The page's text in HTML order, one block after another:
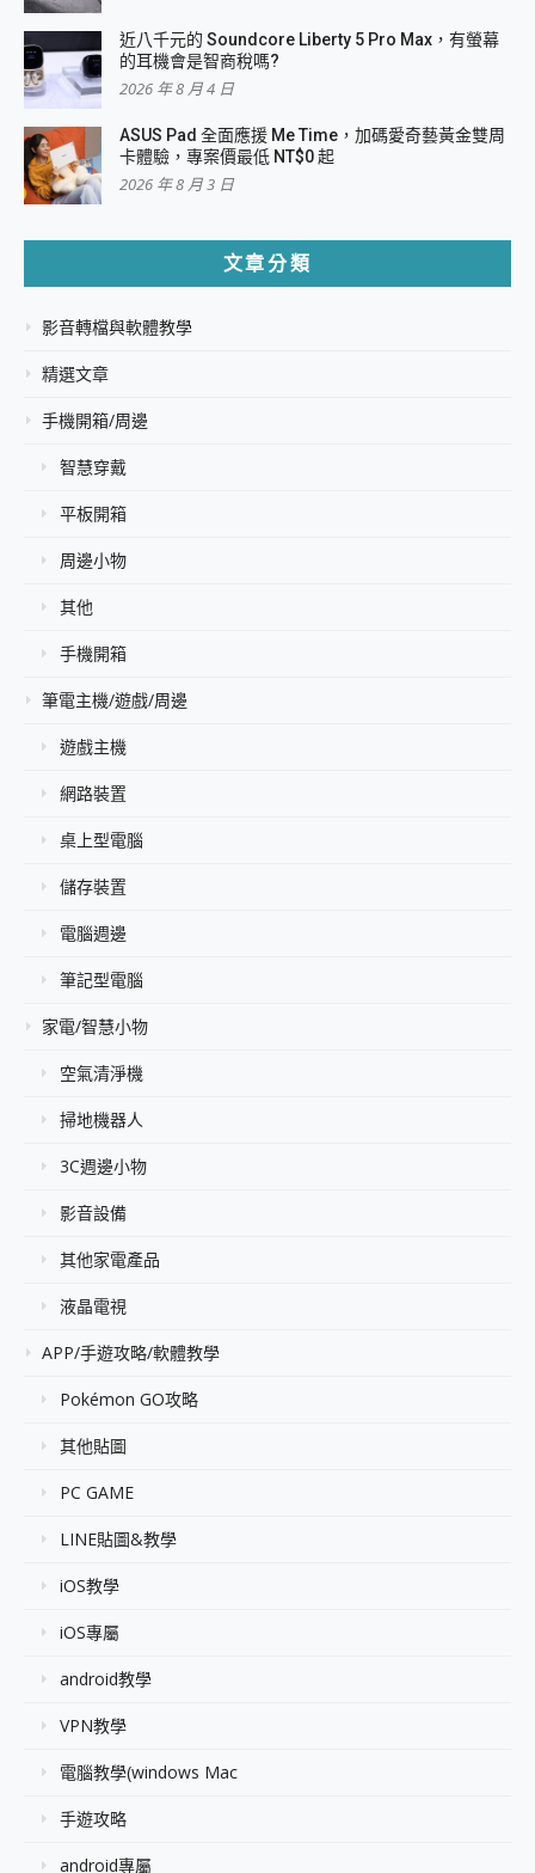
近八千元的 Soundcore Liberty 5 Pro Max，有螢幕
的耳機會是智商稅嗎?
2026 年 8 月 4 日
ASUS Pad 全面應援 Me Time，加碼愛奇藝黃金雙周
卡體驗，專案價最低 NT$0 起
2026 年 8 月 3 日
文章分類
影音轉檔與軟體教學
精選文章
手機開箱/周邊
智慧穿戴
平板開箱
周邊小物
其他
手機開箱
筆電主機/遊戲/周邊
遊戲主機
網路裝置
桌上型電腦
儲存裝置
電腦週邊
筆記型電腦
家電/智慧小物
空氣清淨機
掃地機器人
3C週邊小物
影音設備
其他家電產品
液晶電視
APP/手遊攻略/軟體教學
Pokémon GO攻略
其他貼圖
PC GAME
LINE貼圖&教學
iOS教學
iOS專屬
android教學
VPN教學
電腦教學(windows Mac
手遊攻略
android專屬